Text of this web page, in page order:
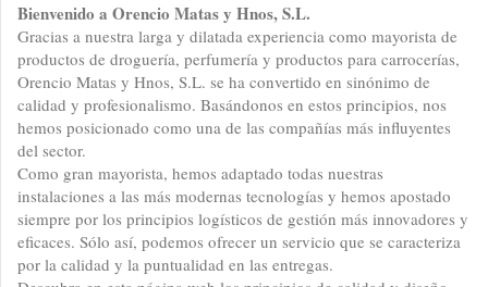
Bienvenido a Orencio Matas y Hnos, S.L.
Gracias a nuestra larga y dilatada experiencia como mayorista de
productos de droguería, perfumería y productos para carrocerías,
Orencio Matas y Hnos, S.L. se ha convertido en sinónimo de
calidad y profesionalismo. Basándonos en estos principios, nos
hemos posicionado como una de las compañías más influyentes
del sector.
Como gran mayorista, hemos adaptado todas nuestras
instalaciones a las más modernas tecnologías y hemos apostado
siempre por los principios logísticos de gestión más innovadores y
eficaces. Sólo así, podemos ofrecer un servicio que se caracteriza
por la calidad y la puntualidad en las entregas.